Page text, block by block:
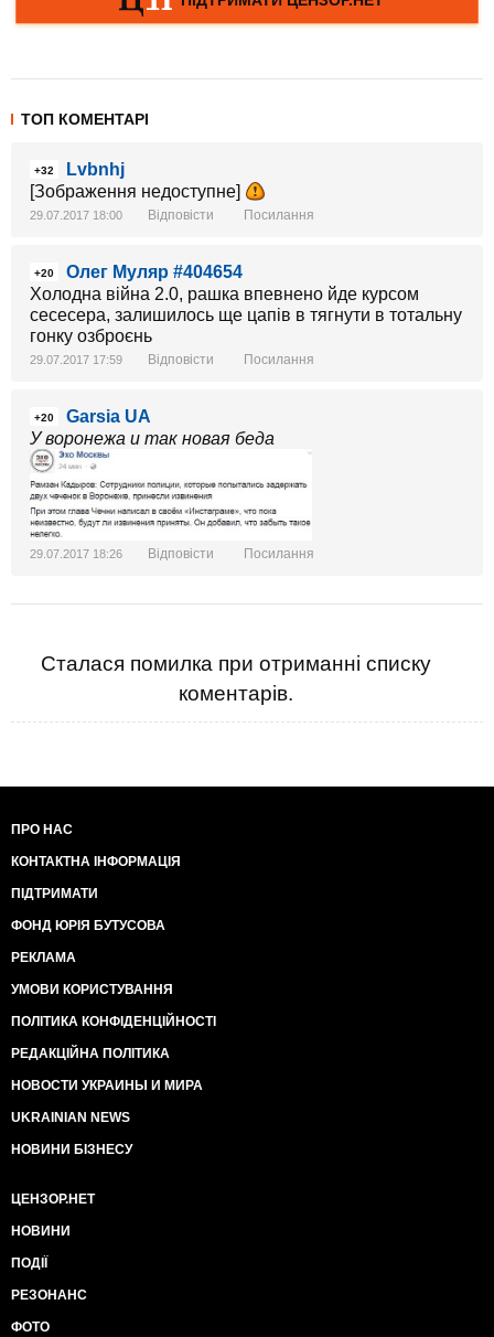
ТОП КОМЕНТАРІ
+32
Lvbnhj
[Зображення недоступне]
29.07.2017 18:00 Відповісти Посилання
+20
Олег Муляр #404654
Холодна війна 2.0, рашка впевнено йде курсом
сесесера, залишилось ще цапів в тягнути в тотальну
гонку озброєнь
29.07.2017 17:59 Відповісти Посилання
+20
Garsia UA
У воронежа и так новая беда
29.07.2017 18:26 Відповісти Посилання
Сталася помилка при отриманні списку
коментарів.
ПРО НАС
КОНТАКТНА ІНФОРМАЦІЯ
ПІДТРИМАТИ
ФОНД ЮРІЯ БУТУСОВА
РЕКЛАМА
УМОВИ КОРИСТУВАННЯ
ПОЛІТИКА КОНФІДЕНЦІЙНОСТІ
РЕДАКЦІЙНА ПОЛІТИКА
НОВОСТИ УКРАИНЫ И МИРА
UKRAINIAN NEWS
НОВИНИ БІЗНЕСУ
ЦЕНЗОР.НЕТ
НОВИНИ
ПОДІЇ
РЕЗОНАНС
ФОТО